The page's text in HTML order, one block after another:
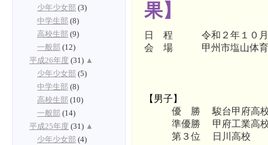
果】
日 程 令和２年１０月
会 場 甲州市塩山体育
【男子】
優 勝
駿台甲府高
準優勝
甲府工業高
第３位
日川高校
少年少女部 (3)
中学生部 (8)
高校生部 (9)
一般部 (12)
平成26年度 (31) ▲
少年少女部 (5)
中学生部 (8)
高校生部 (10)
一般部 (14)
平成25年度 (31) ▲
少年少女部 (4)